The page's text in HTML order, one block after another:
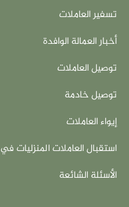
تسفير العاملات
أخبار العمالة الوافدة
توصيل العاملات
توصيل خادمة
إيواء العاملات
استقبال العاملات المنزليات
الأسئلة الشائعة